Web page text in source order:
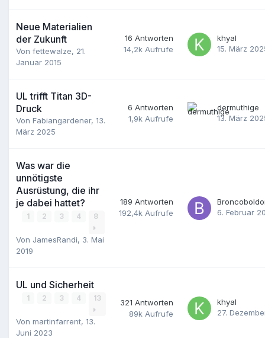
Neue Materialien
der Zukunft
Von fettewalze, 21.
Januar 2015
16 Antworten
14,2k Aufrufe
khyal
15. März
UL trifft Titan 3D-
Druck
Von Fabiangardener, 13.
März 2025
6 Antworten
1,9k Aufrufe
dermuthige
13. März
Was war die
unnötigste
Ausrüstung, die ihr
je dabei hattet?
1 2 3 4 8
Von JamesRandi, 3. Mai
2019
189 Antworten
192,4k Aufrufe
6. Februar
UL und Sicherheit
1 2 3 4 13
Von martinfarrent, 13.
Juni 2023
321 Antworten
89k Aufrufe
khyal
27.